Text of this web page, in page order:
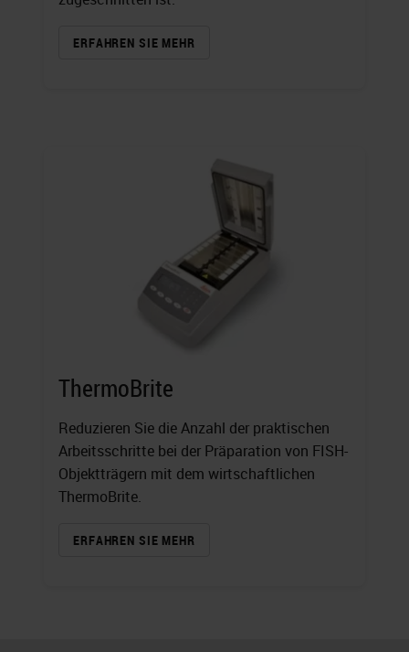
ERFAHREN SIE MEHR
ThermoBrite
Reduzieren Sie die Anzahl der praktischen
Arbeitsschritte bei der Präparation von FISH-
Objektträgern mit dem wirtschaftlichen
ThermoBrite.
ERFAHREN SIE MEHR